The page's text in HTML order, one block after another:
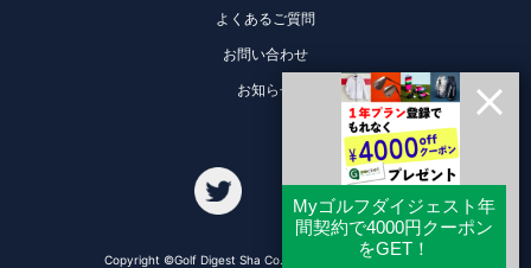
よくあるご質問
お問い合わせ
お知らせ
Copyright ©Golf Digest Sha Co., Ltd. All Rights Reserved.